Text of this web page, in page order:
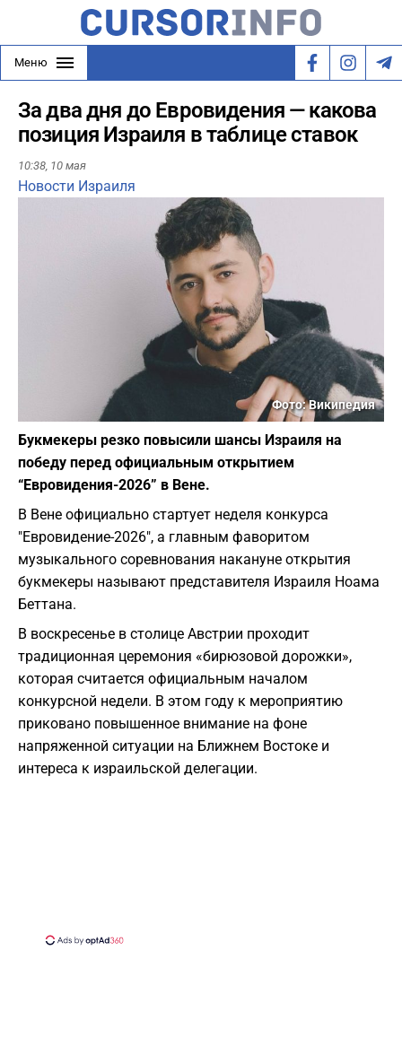
Меню
За два дня до Евровидения — какова
позиция Израиля в таблице ставок
10:38, 10 мая
Новости Израиля
Фото: Википедия
Букмекеры резко повысили шансы Израиля на
победу перед официальным открытием
“Евровидения-2026” в Вене.
В Вене официально стартует неделя конкурса
"Евровидение-2026", а главным фаворитом
музыкального соревнования накануне открытия
букмекеры называют представителя Израиля Ноама
Беттана.
В воскресенье в столице Австрии проходит
традиционная церемония «бирюзовой дорожки»,
которая считается официальным началом
конкурсной недели. В этом году к мероприятию
приковано повышенное внимание на фоне
напряженной ситуации на Ближнем Востоке и
интереса к израильской делегации.